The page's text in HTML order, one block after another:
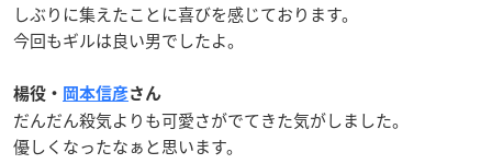
しぶりに集えたことに喜びを感じております。
今回もギルは良い男でしたよ。
楊役・ 岡本信彦さん
だんだん殺気よりも可愛さがでてきた気がしました。
優しくなったなぁと思います。